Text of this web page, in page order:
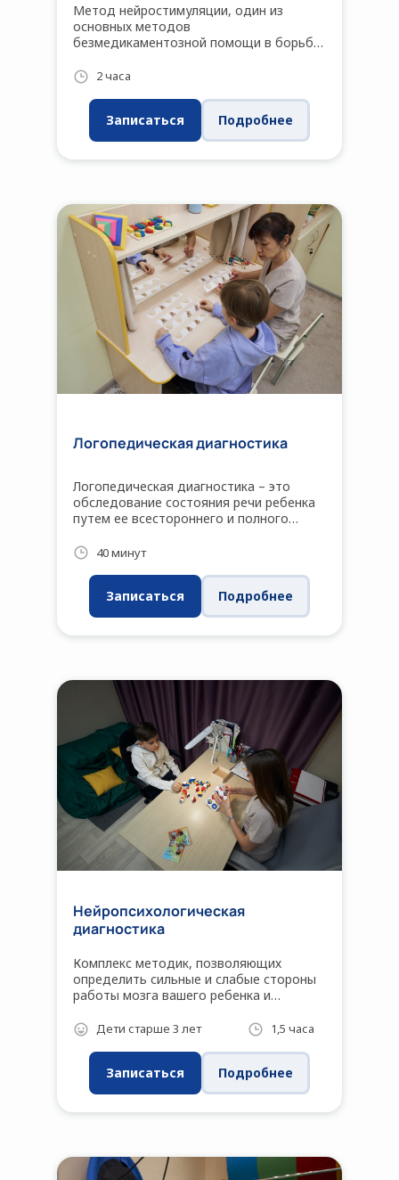
Метод нейростимуляции, один из
основных методов
безмедикаментозной помощи в борьбе
мирового уровня.
2 часа
Записаться Подробнее
Логопедическая диагностика
Логопедическая диагностика – это
обследование состояния речи ребенка
путем ее всестороннего и полного
личности с раннего возраста
40 минут
Записаться Подробнее
Нейропсихологическая
диагностика
Комплекс методик, позволяющих
определить сильные и слабые стороны
работы мозга вашего ребенка и
проблемы в поведении и обучении.
Дети старше 3 лет 1,5 часа
Записаться Подробнее